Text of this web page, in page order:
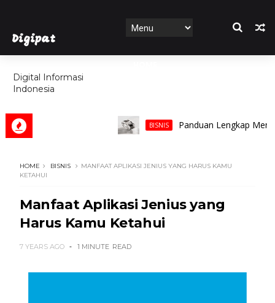
Digipat
Digital Informasi
Indonesia
FEATURES
BISNIS Panduan Lengkap Memilih
HOME BISNIS
MANFAAT APLIKASI JENIUS YANG HARUS KAMU
KETAHUI
Manfaat Aplikasi Jenius yang
Harus Kamu Ketahui
7 YEARS AGO 1 MINUTE READ